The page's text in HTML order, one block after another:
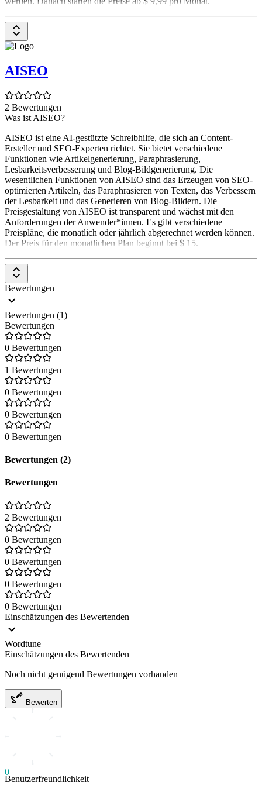
AISEO
2 Bewertungen
Was ist AISEO?
AISEO ist eine AI-gestützte Schreibhilfe, die sich an Content-
Ersteller und SEO-Experten richtet. Sie bietet verschiedene
Funktionen wie Artikelgenerierung, Paraphrasierung,
Lesbarkeitsverbesserung und Blog-Bildgenerierung. Die
wesentlichen Funktionen von AISEO sind das Erzeugen von SEO-
optimierten Artikeln, das Paraphrasieren von Texten, das Verbessern
der Lesbarkeit und das Generieren von Blog-Bildern. Die
Preisgestaltung von AISEO ist transparent und wächst mit den
Anforderungen der Anwender*innen. Es gibt verschiedene
Preispläne, die monatlich oder jährlich abgerechnet werden können.
Der Preis für den monatlichen Plan beginnt bei $ 15.
Bewertungen
Bewertungen (1)
Bewertungen
0 Bewertungen
1 Bewertungen
0 Bewertungen
0 Bewertungen
0 Bewertungen
Bewertungen (2)
Bewertungen
2 Bewertungen
0 Bewertungen
0 Bewertungen
0 Bewertungen
0 Bewertungen
Einschätzungen des Bewertenden
Wordtune
Einschätzungen des Bewertenden
Noch nicht genügend Bewertungen vorhanden
Bewerten
0
Benutzerfreundlichkeit